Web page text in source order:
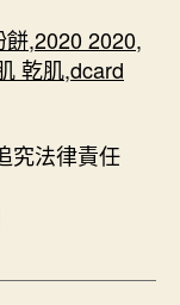
餅,2020 2020,
乾肌,dcard
究法律責任